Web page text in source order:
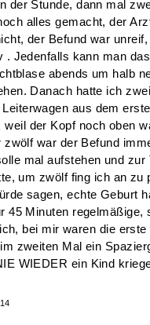
der Stunde, dann mal
alles gemacht, der
der Befund war
. Jedenfalls kann man
abends um halb
Danach hatte ich
aus dem
der Kopf noch oben
war der Befund
mal aufstehen und zur
um zwölf fing ich an zu
sagen, echte Geburt
45 Minuten regelmäßige,
bei mir waren die
zweiten Mal ein
WIEDER ein Kind